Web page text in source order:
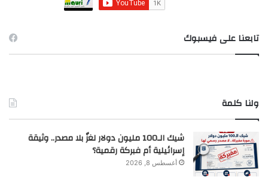
تابعنا على فيسبوك
ولنا كلمة
شيك الـ100 مليون دولار لغزٌ بلا مصدر.. وثيقة
إسرائيلية أم فبركة رقمية؟
أغسطس 8, 2026